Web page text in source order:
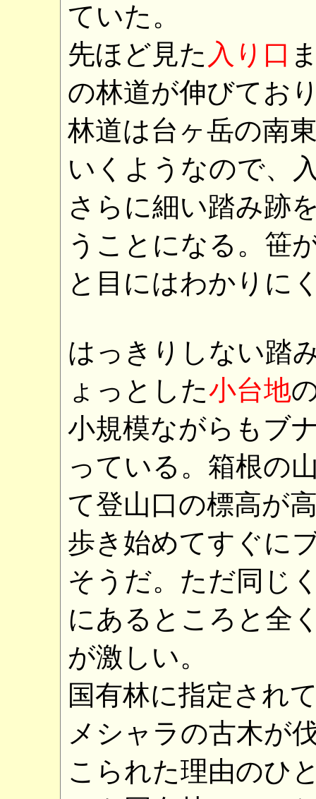
ていた。
先ほど見た 入り口
の林道が伸びてお
林道は台ヶ岳の南
いくようなので、
さらに細い踏み跡
うことになる。笹
と目にはわかりに
はっきりしない踏
ょっとした小台地
小規模ながらもブ
っている。箱根の
て登山口の標高が
歩き始めてすぐに
そうだ。ただ同じ
にあるところと全
が激しい。
国有林に指定され
メシャラの古木が
こられた理由のひ